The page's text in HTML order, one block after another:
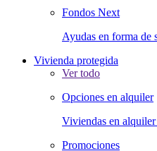
Fondos Next
Ayudas en forma de
Vivienda protegida
Ver todo
Opciones en alquiler
Viviendas en
Promociones